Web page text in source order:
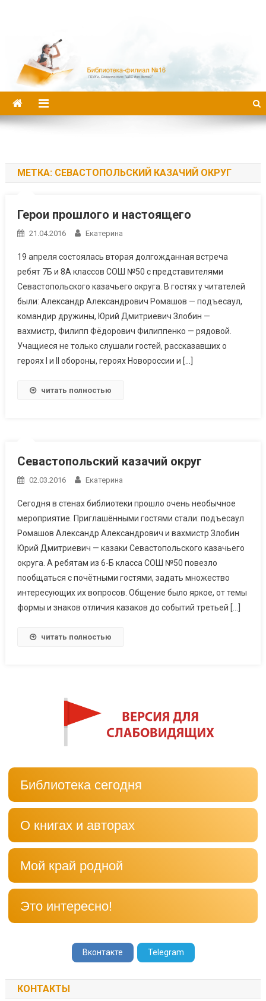
МЕТКА: СЕВАСТОПОЛЬСКИЙ КАЗАЧИЙ ОКРУГ
Герои прошлого и настоящего
21.04.2016 Екатерина
19 апреля состоялась вторая долгожданная встреча
ребят 7Б и 8А классов СОШ №50 с представителями
Севастопольского казачьего округа. В гостях у читателей
были: Александр Александрович Ромашов — подъесаул,
командир дружины, Юрий Дмитриевич Злобин —
вахмистр, Филипп Фёдорович Филиппенко — рядовой.
Учащиеся не только слушали гостей, рассказавших о
героях I и II обороны, героях Новороссии и […]
читать полностью
Севастопольский казачий округ
02.03.2016 Екатерина
Сегодня в стенах библиотеки прошло очень необычное
мероприятие. Приглашёнными гостями стали: подъесаул
Ромашов Александр Александрович и вахмистр Злобин
Юрий Дмитриевич — казаки Севастопольского казачьего
округа. А ребятам из 6-Б класса СОШ №50 повезло
пообщаться с почётными гостями, задать множество
интересующих их вопросов. Общение было яркое, от темы
формы и знаков отличия казаков до событий третьей […]
читать полностью
Библиотека сегодня
О книгах и авторах
Мой край родной
Это интересно!
Вконтакте Telegram
КОНТАКТЫ